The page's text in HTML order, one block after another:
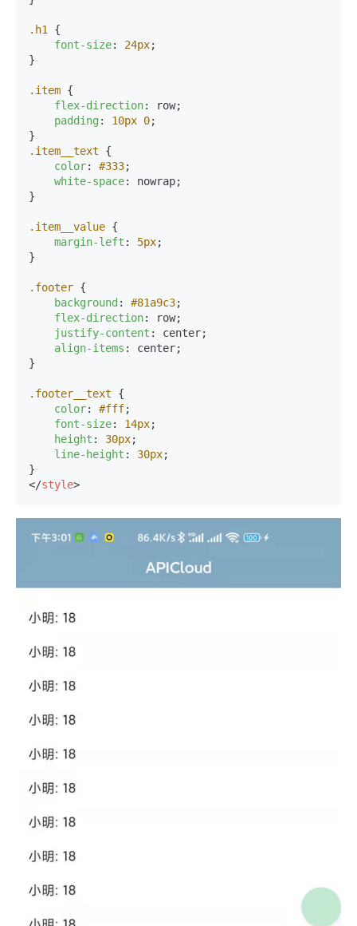
.h1
{
font-size: 24px;
}
.item {
flex-direction: row;
padding : 10px 0;
.item__text {
color: #333;
white-space: nowrap;
}
.item__value {
margin-left : 5px;
}
.footer {
background : #81a9c3;
flex-direction: row;
justify-content : center;
align-items : center;
}
.footer__text {
color: #fff;
font-size: 14px;
height : 30px;
line-height : 30px;
</style>